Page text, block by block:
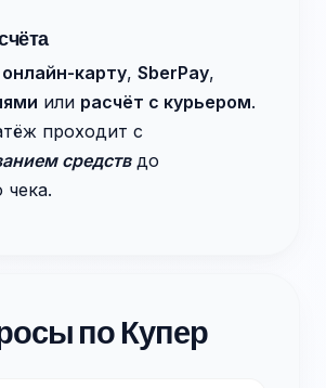
онлайн-карту, SberPay,
или расчёт с курьером.
проходит с
средствдо
чека.
по Купер